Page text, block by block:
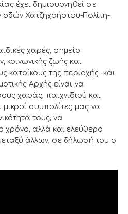
έχει δημιουργηθεί σε
οδών Χατζηχρήστου-Πολίτη-
χαρές, σημείο
ζωής και
κατοίκους της περιοχής -και
Αρχής είναι να
χαράς, παιχνιδιού και
μικροί συμπολίτες μας να
τους, να
αλλά και ελεύθερο
άλλων, σε δήλωσή του ο